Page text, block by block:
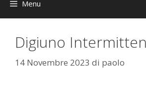
Menu
Digiuno
14 Novembre 2023 di paolo